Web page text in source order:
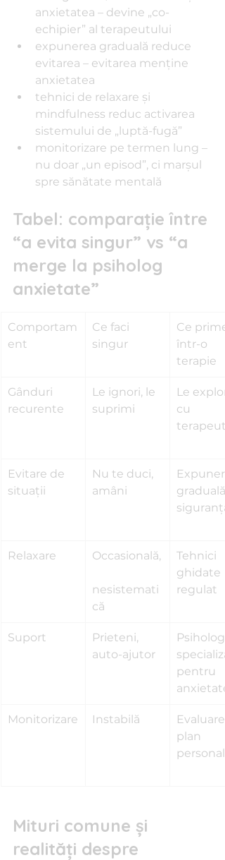
anxietatea – devine „co-
echipier” al terapeutului
expunerea graduală reduce
evitarea – evitarea menţine
anxietatea
tehnici de relaxare şi
mindfulness reduc activarea
sistemului de „luptă-fugă”
monitorizare pe termen lung –
nu doar „un episod”, ci marşul
spre sănătate mentală
Tabel: comparaţie între
“a evita singur” vs “a
merge la psiholog
anxietate”
Comportam
ent
Ce faci
singur
Ce
într-o
terapie
Gânduri
recurente
Le ignori, le
suprimi
Le
cu
Evitare de
situaţii
Nu te duci,
amâni
siguranţă
Relaxare Occasională,
nesistemati
că
Tehnici
ghidate
regulat
Suport
Prieteni,
auto-ajutor
Psiholog
pentru
anxietate
Monitorizare Instabilă
Evaluare,
plan
Mituri comune şi
realităţi despre